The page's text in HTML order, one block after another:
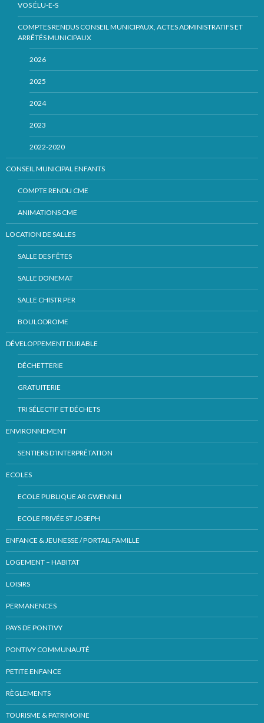
VOS ÉLU-E-S
COMPTES RENDUS CONSEIL MUNICIPAUX, ACTES ADMINISTRATIFS ET
ARRÊTÉS MUNICIPAUX
2026
2025
2024
2023
2022-2020
CONSEIL MUNICIPAL ENFANTS
COMPTE RENDU CME
ANIMATIONS CME
LOCATION DE SALLES
SALLE DES FÊTES
SALLE DONEMAT
SALLE CHISTR PER
BOULODROME
DÉVELOPPEMENT DURABLE
DÉCHETTERIE
GRATUITERIE
TRI SÉLECTIF ET DÉCHETS
ENVIRONNEMENT
SENTIERS D’INTERPRÉTATION
ECOLES
ECOLE PUBLIQUE AR GWENNILI
ECOLE PRIVÉE ST JOSEPH
ENFANCE & JEUNESSE / PORTAIL FAMILLE
LOGEMENT – HABITAT
LOISIRS
PERMANENCES
PAYS DE PONTIVY
PONTIVY COMMUNAUTÉ
PETITE ENFANCE
RÈGLEMENTS
TOURISME & PATRIMOINE